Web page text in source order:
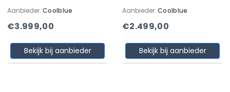
Aanbieder: Coolblue
€3.999,00
Bekijk bij aanbieder
Aanbieder: Coolblue
€2.499,00
Bekijk bij aanbieder